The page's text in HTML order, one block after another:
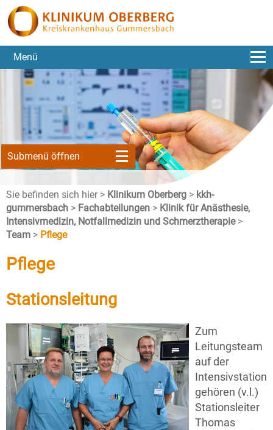
Menü
Submenü öffnen
Sie befinden sich hier > Klinikum Oberberg > kkh-
gummersbach > Fachabteilungen > Klinik für Anästhesie,
Intensivmedizin, Notfallmedizin und Schmerztherapie >
Team > Pflege
Pflege
Stationsleitung
Zum
Leitungsteam
auf der
Intensivstation
gehören (v.l.)
Stationsleiter
Thomas